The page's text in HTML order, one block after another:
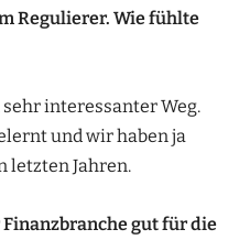
Regulierer. Wie fühlte
sehr interessanter Weg.
und wir haben ja
letzten Jahren.
Finanzbranchegut für die